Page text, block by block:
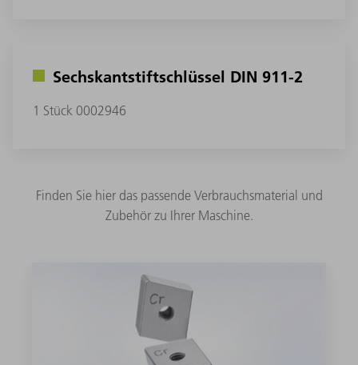
Sechskantstiftschlüssel DIN 911-2
1 Stück 0002946
Finden Sie hier das passende Verbrauchsmaterial und
Zubehör zu Ihrer Maschine.